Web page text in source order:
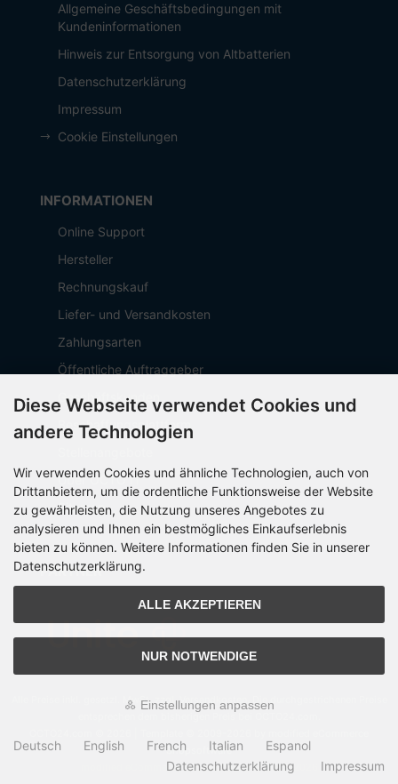
Allgemeine Geschäftsbedingungen mit
Kundeninformationen
Hinweis zur Entsorgung von Altbatterien
Datenschutzerklärung
Impressum
Cookie Einstellungen
INFORMATIONEN
Online Support
Hersteller
Rechnungskauf
Liefer- und Versandkosten
Zahlungsarten
Öffentliche Auftraggeber
Geschäftskunden
Beschaffungsplattform
Über OCTO IT
Sitemap
PARTNER
Alle Preise inkl. gesetzl. MwSt. zzgl.Versandkosten
Shopsoftware
ified eCommerce Shopsoftware © 2009-2026
Diese Webseite verwendet Cookies und
andere Technologien
Wir verwenden Cookies und ähnliche Technologien, auch von
Drittanbietern, um die ordentliche Funktionsweise der Website
zu gewährleisten, die Nutzung unseres Angebotes zu
analysieren und Ihnen ein bestmögliches Einkaufserlebnis
bieten zu können. Weitere Informationen finden Sie in unserer
Datenschutzerklärung.
ALLE AKZEPTIEREN
NUR NOTWENDIGE
Einstellungen anpassen
Deutsch English French Italian
Espanol
Datenschutzerklärung
Impressum